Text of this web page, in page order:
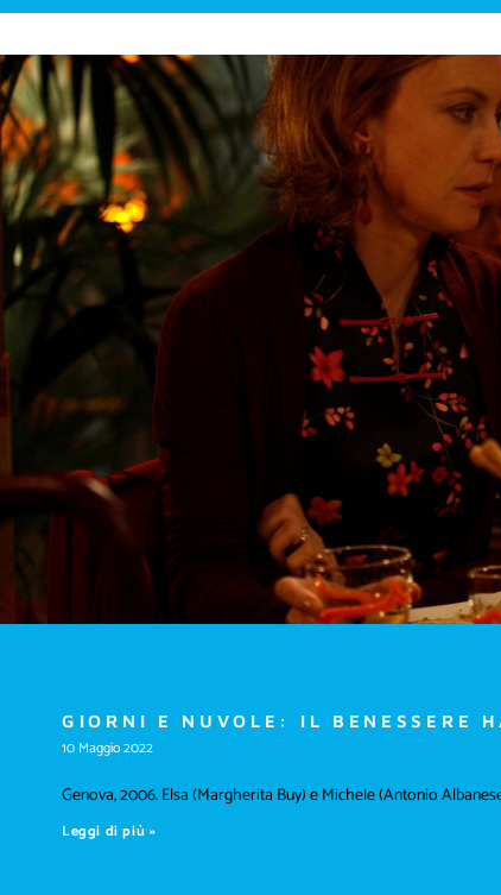
GIORNI E NUVOLE: IL BENESSERE
10 Maggio 2022
Genova, 2006. Elsa (Margherita Buy) e Michele (Antonio
Leggi di più »